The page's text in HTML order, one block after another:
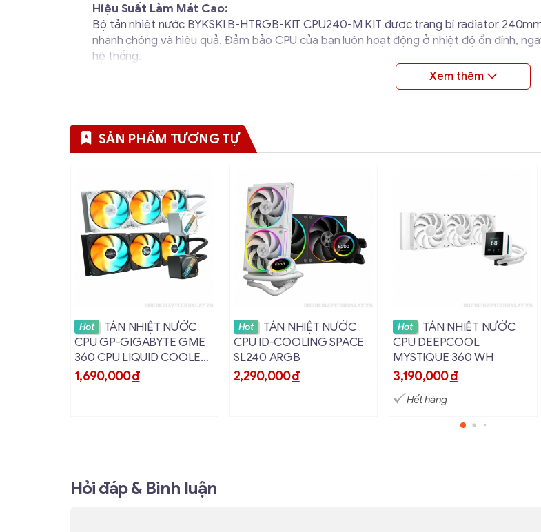
Hiệu Suất Làm Mát Cao:
Bộ tản nhiệt nước BYKSKI B-HTRGB-KIT CPU240-M KIT được trang bị radiator
nhanh chóng và hiệu quả. Đảm bảo CPU của bạn luôn hoạt động ở nhiệt độ ổn định,
hệ thống.
hiệu suất làm mát vượt trội và tính linh hoạt trong thiết kế.
SẢN PHẨM TƯƠNG TỰ
Xem chi tiết
Hot
TẢN NHIỆT NƯỚC
CPU GP-GIGABYTE GME
360 CPU LIQUID COOLER
ARGB (28400-GM360-
1,690,000đ
Xem chi tiết
Hot
TẢN NHIỆT NƯỚC
CPU ID-COOLING SPACE
SL240 ARGB
2,290,000đ
Xem chi tiết
Hot
TẢN NHIỆT NƯỚC
CPU DEEPCOOL
MYSTIQUE 360 WH
3,190,000đ
Hết hàng
Hỏi đáp & Bình luận